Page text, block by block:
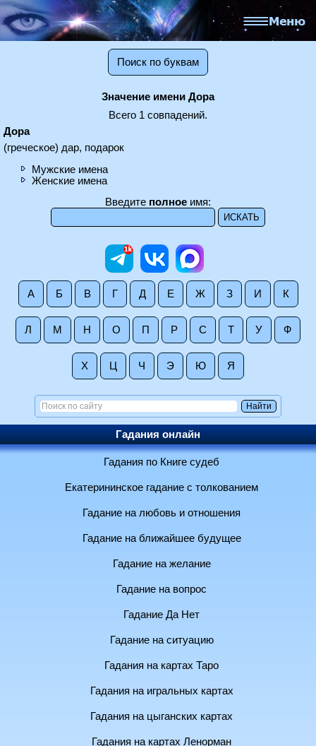
Поиск по буквам
Значение имени Дора
Всего 1 совпадений.
Дора
(греческое) дар, подарок
Мужские имена
Женские имена
Введите полное имя:
А Б В Г Д Е Ж З И К
Л М Н О П Р С Т У Ф
Х Ц Ч Э Ю Я
Гадания онлайн
Гадания по Книге судеб
Екатерининское гадание с толкованием
Гадание на любовь и отношения
Гадание на ближайшее будущее
Гадание на желание
Гадание на вопрос
Гадание Да Нет
Гадание на ситуацию
Гадания на картах Таро
Гадания на игральных картах
Гадания на цыганских картах
Гадания на картах Ленорман